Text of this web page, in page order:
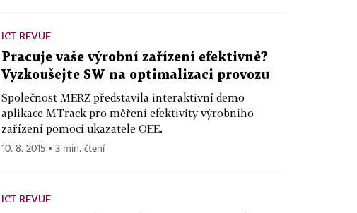
ICT REVUE
Pracuje vaše výrobní zařízení efektivně?
Vyzkoušejte SW na optimalizaci provozu
Společnost MERZ představila interaktivní demo
aplikace MTrack pro měření efektivity výrobního
zařízení pomocí ukazatele OEE.
10. 8. 2015 ▪ 3 min. čtení
ICT REVUE